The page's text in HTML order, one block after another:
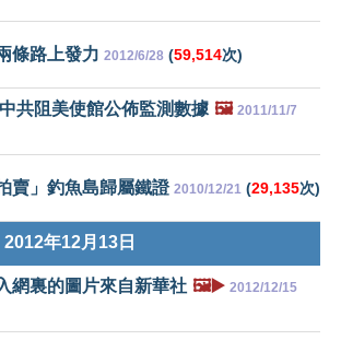
條路上發力 2012/6/28 (59,514次)
共阻美使館公佈監測數據 🖼️ 2011/11/7
賣」釣魚島歸屬鐵證 2010/12/21 (29,135次)
2012年12月13日
網裏的圖片來自新華社 🖼️▶️ 2012/12/15